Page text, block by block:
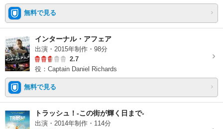
無料で見る
インターナル・アフェア
出演・2015年制作・98分
2.7
役：Captain Daniel Richards
無料で見る
トラッシュ！-この街が輝く日まで-
出演・2014年制作・114分